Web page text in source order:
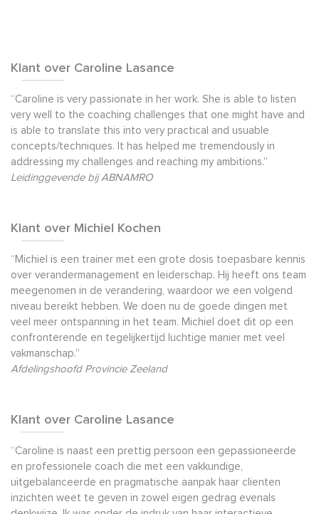
Klant over Caroline Lasance
“Caroline is very passionate in her work. She is able to listen
very well to the coaching challenges that one might have and
is able to translate this into very practical and usuable
concepts/techniques. It has helped me tremendously in
addressing my challenges and reaching my ambitions.”
Leidinggevende bij ABNAMRO
Klant over Michiel Kochen
“Michiel is een trainer met een grote dosis toepasbare kennis
over verandermanagement en leiderschap. Hij heeft ons team
meegenomen in de verandering, waardoor we een volgend
niveau bereikt hebben. We doen nu de goede dingen met
veel meer ontspanning in het team. Michiel doet dit op een
confronterende en tegelijkertijd luchtige manier met veel
vakmanschap.”
Afdelingshoofd Provincie Zeeland
Klant over Caroline Lasance
“Caroline is naast een prettig persoon een gepassioneerde
en professionele coach die met een vakkundige,
uitgebalanceerde en pragmatische aanpak haar clienten
inzichten weet te geven in zowel eigen gedrag evenals